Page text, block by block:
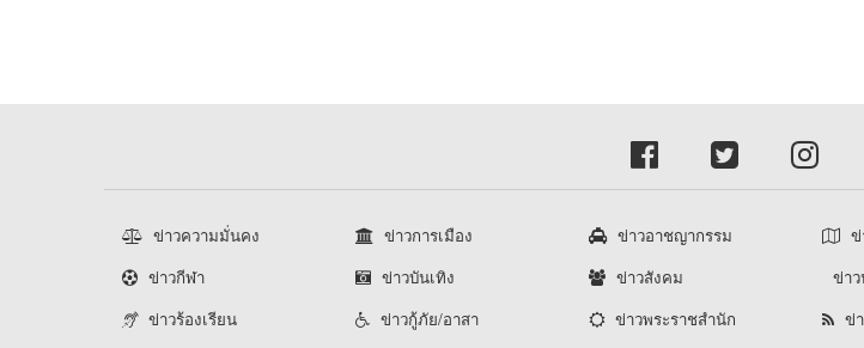
ข่าวความมั่นคง ข่าวการเมือง ข่าวอาชญากรรม
ข่าวกีฬา
ข่าวบันเทิง ข่าวสังคม ข่า
ข่าวร้องเรียน
ข่าวกู้ภัย/อาสา ข่าวพระราชสำนัก ข่